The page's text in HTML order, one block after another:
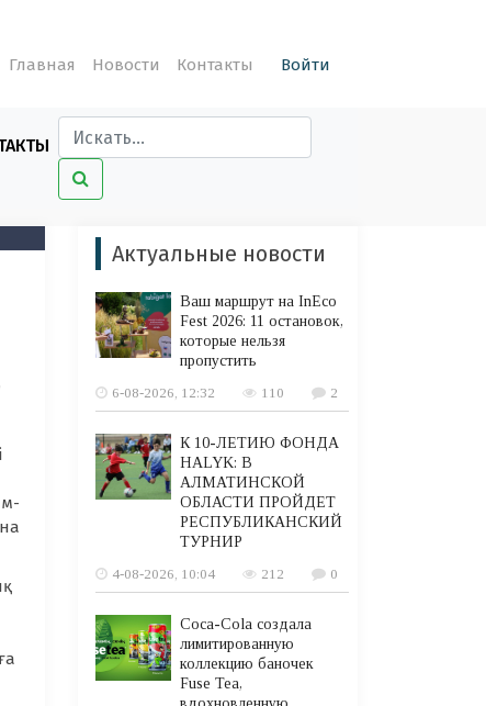
Главная Новости Контакты Войти
Актуальные новости
Ваш маршрут на InEco
Fest 2026: 11 остановок,
которые нельзя
пропустить
6-08-2026, 12:32
110 2
К 10-ЛЕТИЮ ФОНДА
HALYK: В
АЛМАТИНСКОЙ
ОБЛАСТИ ПРОЙДЕТ
РЕСПУБЛИКАНСКИЙ
ТУРНИР
4-08-2026, 10:04
212 0
Coca-Cola создала
лимитированную
коллекцию баночек
Fuse Tea,